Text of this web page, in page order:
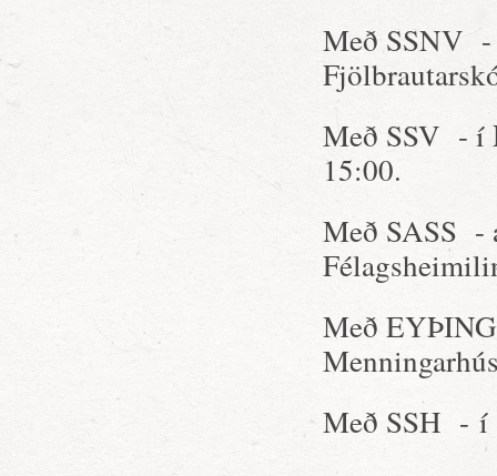
Með SSNV
Með SSV - í
15:00.
Með SASS -
Með
Með SSH -